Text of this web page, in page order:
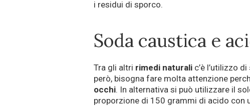
i residui di sporco.
Soda caustica e
Tra gli altri rimedi naturali c’è l’utilizzo di
però, bisogna fare molta attenzione
occhi. In alternativa si può utilizzare il
proporzione di 150 grammi di acido con